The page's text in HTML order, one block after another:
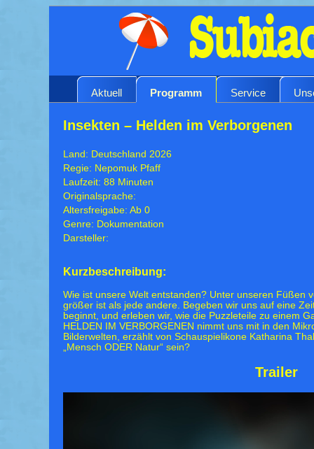
Aktuell Programm Service
Insekten – Helden im Verborgenen
Land: Deutschland 2026
Regie: Nepomuk Pfaff
Laufzeit: 88 Minuten
Originalsprache:
Altersfreigabe: Ab 0
Genre: Dokumentation
Darsteller:
Kurzbeschreibung:
Wie ist unsere Welt entstanden? Unter unseren Füßen
größer ist als jede andere. Begeben wir uns auf eine
beginnt, und erleben wir, wie die Puzzleteile zu einem
HELDEN IM VERBORGENEN nimmt uns mit in den
Bilderwelten, erzählt von Schauspielikone Katharina
„Mensch ODER Natur“ sein?
Trailer